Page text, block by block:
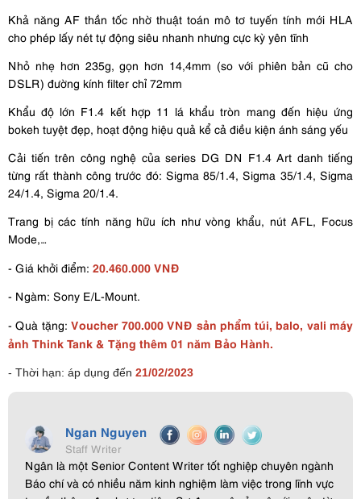
Khả năng AF thần tốc nhờ thuật toán mô tơ tuyến tính mới HLA
cho phép lấy nét tự động siêu nhanh nhưng cực kỳ yên tĩnh
Nhỏ nhẹ hơn 235g, gọn hơn 14,4mm (so với phiên bản cũ cho
DSLR) đường kính filter chỉ 72mm
Khẩu độ lớn F1.4 kết hợp 11 lá khẩu tròn mang đến hiệu ứng
bokeh tuyệt đẹp, hoạt động hiệu quả kể cả điều kiện ánh sáng yếu
Cải tiến trên công nghệ của series DG DN F1.4 Art danh tiếng
từng rất thành công trước đó: Sigma 85/1.4, Sigma 35/1.4, Sigma
24/1.4, Sigma 20/1.4.
Trang bị các tính năng hữu ích như vòng khẩu, nút AFL, Focus
Mode,…
- Giá khởi điểm: 20.460.000 VNĐ
- Ngàm: Sony E/L-Mount.
- Quà tặng: Voucher 700.000 VNĐ sản phẩm túi, balo, vali máy
ảnh Think Tank & Tặng thêm 01 năm Bảo Hành.
- Thời hạn: áp dụng đến 21/02/2023
Ngan Nguyen
Staff Writer
Ngân là một Senior Content Writer tốt nghiệp chuyên ngành
Báo chí và có nhiều năm kinh nghiệm làm việc trong lĩnh vực